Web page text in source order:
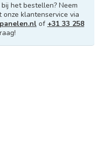
het bestellen? Neem
klantenservice via
of +31 33 258